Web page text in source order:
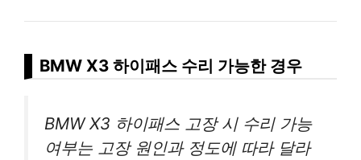
BMW X3 하이패스 수리 가능한 경우
BMW X3 하이패스 고장 시 수리 가능
여부는 고장 원인과 정도에 따라 달라